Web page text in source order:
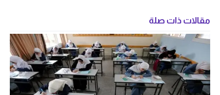
مقالات ذات صلة